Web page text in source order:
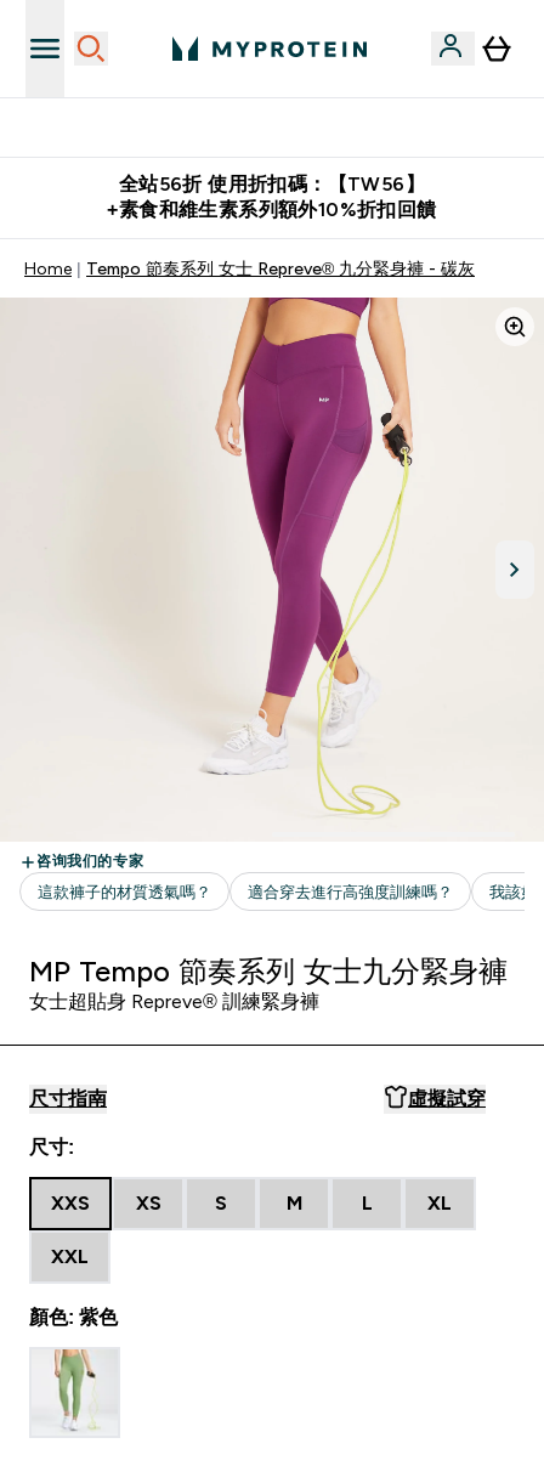
全站56折 使用折扣碼：【TW56】
+素食和維生素系列額外10%折扣回饋
Home Tempo 節奏系列 女士 Repreve® 九分緊身褲 - 碳灰
MP Tempo 節奏系列 女士九分緊身褲
女士超貼身 Repreve® 訓練緊身褲
尺寸指南 虛擬試穿
尺寸:
XXS XS S M L XL
XXL
顏色: 紫色